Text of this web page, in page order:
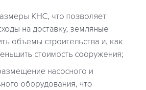
КНС, что позволяет
на доставку, земляные
объемы строительства и, как
стоимость сооружения;
насосного и
оборудования, что